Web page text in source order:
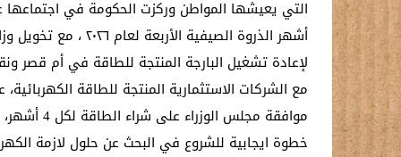
التي يعيشها المواطن وركزت الحكومة في اجتماعها
أشهر الذروة
لإعادة تشغيل البارجة المنتجة للطاقة في أم قصر
مع الشركات الاستثمارية المنتجة للطاقة
موافقة
خطوة ايجابية للشروع في البحث عن حلول لازمة